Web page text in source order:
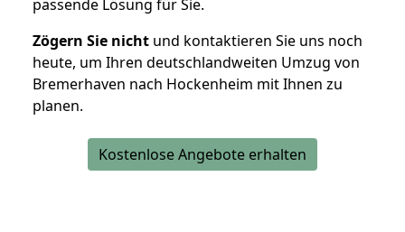
passende Lösung für Sie.
Zögern Sie nicht und kontaktieren Sie uns noch
heute, um Ihren deutschlandweiten Umzug von
Bremerhaven nach Hockenheim mit Ihnen zu
planen.
Kostenlose Angebote erhalten